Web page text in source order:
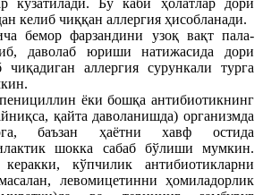
кузатилади. Бу каби ҳолатлар дори
келиб чиққан аллергия ҳисобланади.
бемор фарзандини узоқ вақт пала-
даволаб юриши натижасида дори
чиқадиган аллергия сурункали турга
ёки бошқа антибиотикнинг
қайта даволанишда) организмда
баъзан ҳаётни хавф остида
шокка сабаб бўлиши мумкин.
кўпчилик антибиотикларни
левомицетинни ҳомиладорлик